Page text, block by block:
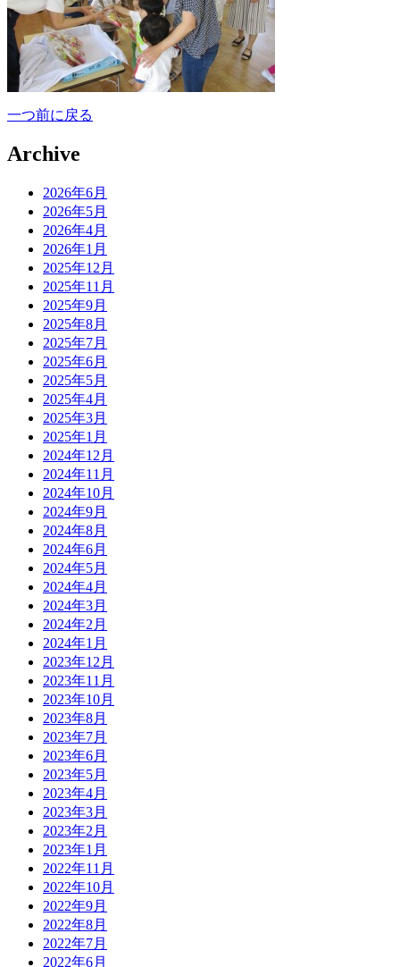
一つ前に戻る
Archive
2026年6月
2026年5月
2026年4月
2026年1月
2025年12月
2025年11月
2025年9月
2025年8月
2025年7月
2025年6月
2025年5月
2025年4月
2025年3月
2025年1月
2024年12月
2024年11月
2024年10月
2024年9月
2024年8月
2024年6月
2024年5月
2024年4月
2024年3月
2024年2月
2024年1月
2023年12月
2023年11月
2023年10月
2023年8月
2023年7月
2023年6月
2023年5月
2023年4月
2023年3月
2023年2月
2023年1月
2022年11月
2022年10月
2022年9月
2022年8月
2022年7月
2022年6月